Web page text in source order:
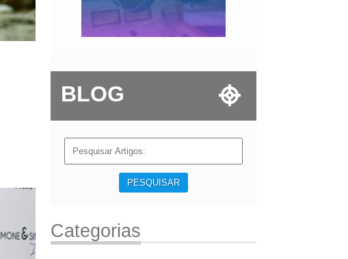
BLOG
PESQUISAR
Categorias